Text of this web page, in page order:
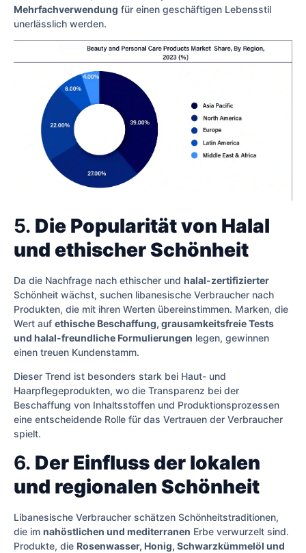
Mehrfachverwendung für einen geschäftigen Lebensstil
unerlässlich werden.
5. Die Popularität von Halal
und ethischer Schönheit
Da die Nachfrage nach ethischer und halal-zertifizierter
Schönheit wächst, suchen libanesische Verbraucher nach
Produkten, die mit ihren Werten übereinstimmen. Marken, die
Wert auf ethische Beschaffung, grausamkeitsfreie Tests
und halal-freundliche Formulierungen legen, gewinnen
einen treuen Kundenstamm.
Dieser Trend ist besonders stark bei Haut- und
Haarpflegeprodukten, wo die Transparenz bei der
Beschaffung von Inhaltsstoffen und Produktionsprozessen
eine entscheidende Rolle für das Vertrauen der Verbraucher
spielt.
6. Der Einfluss der lokalen
und regionalen Schönheit
Libanesische Verbraucher schätzen Schönheitstraditionen,
die im nahöstlichen und mediterranen Erbe verwurzelt sind.
Produkte, die Rosenwasser, Honig, Schwarzkümmelöl und